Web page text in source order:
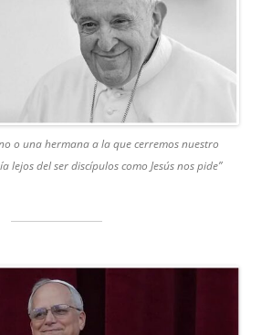
o una hermana a la que cerremos nuestro
lejos del ser discípulos como Jesús nos pide”